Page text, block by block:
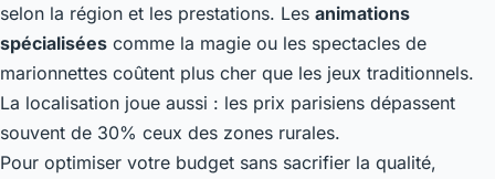
selon la région et les prestations. Les animations
spécialisées comme la magie ou les spectacles de
marionnettes coûtent plus cher que les jeux traditionnels.
La localisation joue aussi : les prix parisiens dépassent
souvent de 30% ceux des zones rurales.
Pour optimiser votre budget sans sacrifier la qualité,